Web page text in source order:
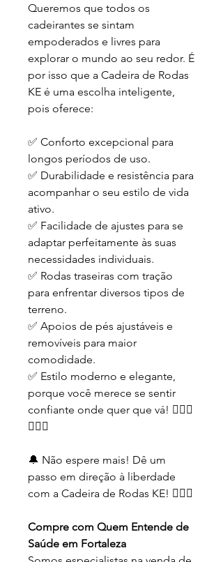
Queremos que todos os
cadeirantes se sintam
empoderados e livres para
explorar o mundo ao seu redor. É
por isso que a Cadeira de Rodas
KE é uma escolha inteligente,
pois oferece:
✅ Conforto excepcional para
longos períodos de uso.
✅ Durabilidade e resistência para
acompanhar o seu estilo de vida
ativo.
✅ Facilidade de ajustes para se
adaptar perfeitamente às suas
necessidades individuais.
✅ Rodas traseiras com tração
para enfrentar diversos tipos de
terreno.
✅ Apoios de pés ajustáveis e
removíveis para maior
comodidade.
✅ Estilo moderno e elegante,
porque você merece se sentir
confiante onde quer que vá! 💁🏻‍♂️
💁🏼‍♀️
🔔 Não espere mais! Dê um
passo em direção à liberdade
com a Cadeira de Rodas KE! 🏃🏽‍♀️
Compre com Quem Entende de
Saúde em Fortaleza